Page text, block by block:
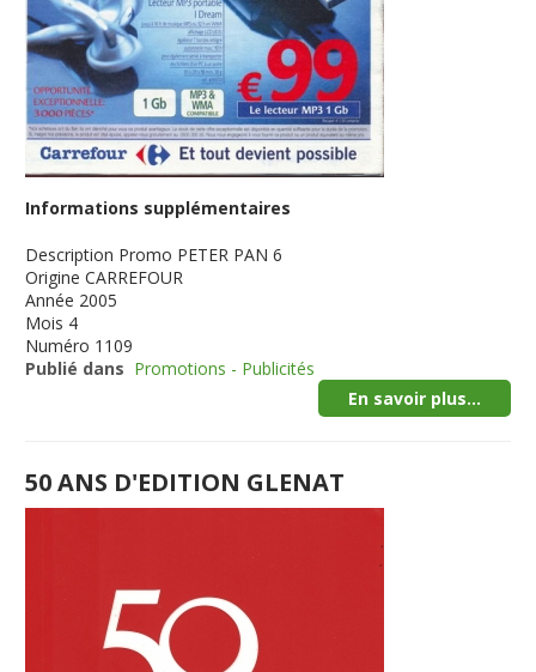
Informations supplémentaires
Description Promo PETER PAN 6
Origine CARREFOUR
Année 2005
Mois 4
Numéro 1109
Publié dans Promotions - Publicités
En savoir plus...
50 ANS D'EDITION GLENAT